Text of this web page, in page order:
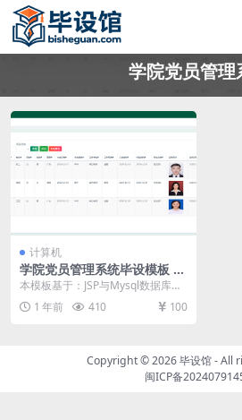
学院党员管理
计算机
学院党员管理系统毕设模板 毕
业设计模板及毕业论文与开题
本模板基于：JSP与Mysql数据库开
发 系统实现 进入到这个环节，也就
可以及时...
1 年前 410 100
Copyright © 2026毕设馆- All
闽ICP备